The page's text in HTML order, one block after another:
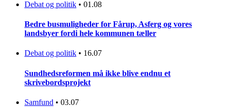
Debat og politik • 01.08
Bedre busmuligheder for Fårup, Asferg og vores
landsbyer fordi hele kommunen tæller
Debat og politik • 16.07
Sundhedsreformen må ikke blive endnu et
skrivebordsprojekt
Samfund • 03.07